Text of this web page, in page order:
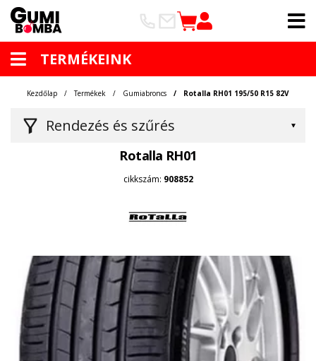
TERMÉKEINK
Rendezés és szűrés
Kezdőlap Termékek Gumiabroncs Rotalla RH01 195/50 R15 82V
Rotalla RH01
cikkszám: 908852